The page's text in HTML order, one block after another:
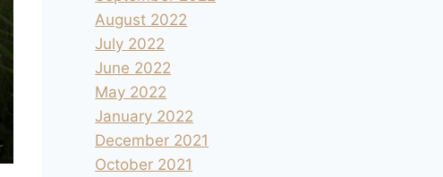
August 2022
July 2022
June 2022
May 2022
January 2022
December 2021
October 2021